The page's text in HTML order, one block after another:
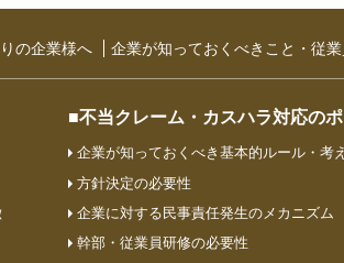
の企業様へ 企業が知っておくべきこと・従
■不当クレーム・カスハラ対応の
企業が知っておくべき基本的ルール・考
方針決定の必要性
企業に対する民事責任発生のメカニズム
幹部・従業員研修の必要性